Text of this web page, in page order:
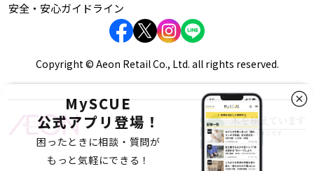
MySCUE
公式アプリ登場！
困ったときに相談・質問が
もっと気軽にできる！
安全・安心ガイドライン
Copyright © Aeon Retail Co., Ltd. all rights reserved.